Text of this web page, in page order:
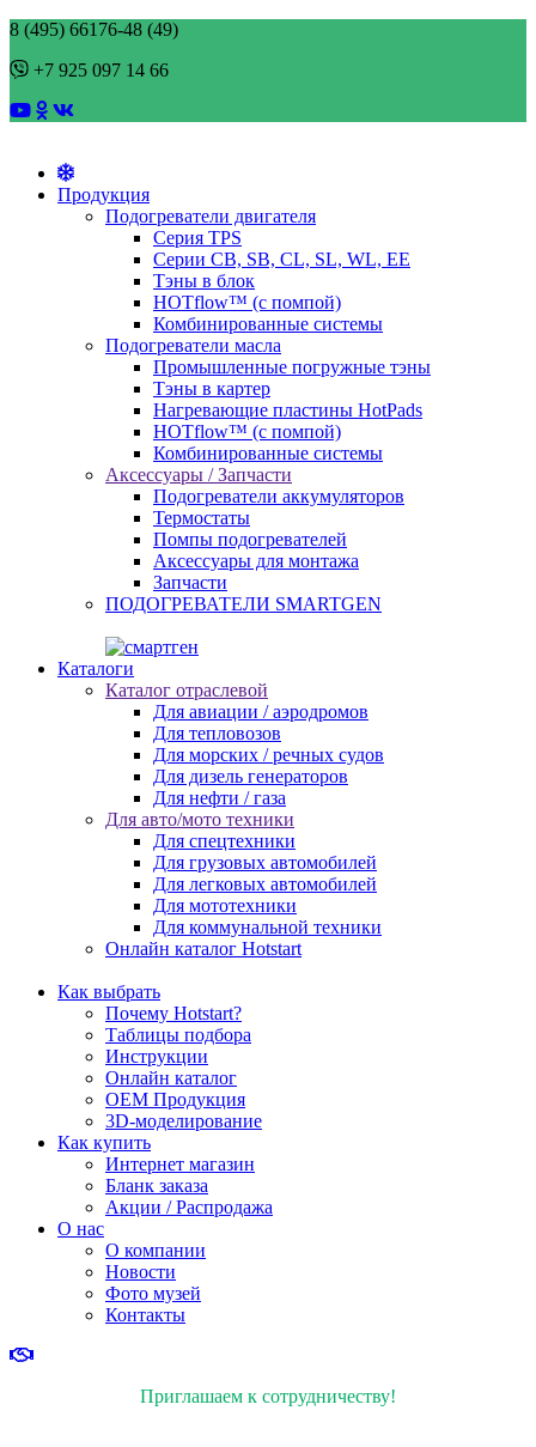
8 (495) 66176-48 (49)
+7 925 097 14 66
Продукция
Подогреватели двигателя
Серия TPS
Cерии CB, SB, CL, SL, WL, EE
Тэны в блок
HOTflow™ (c помпой)
Комбинированные системы
Подогреватели масла
Промышленные погружные тэны
Тэны в картер
Нагревающие пластины HotPads
HOTflow™ (c помпой)
Комбинированные системы
Аксессуары / Запчасти
Подогреватели аккумуляторов
Термостаты
Помпы подогревателей
Аксессуары для монтажа
Запчасти
ПОДОГРЕВАТЕЛИ SMARTGEN
Каталоги
Каталог отраслевой
Для авиации / аэродромов
Для тепловозов
Для морских / речных судов
Для дизель генераторов
Для нефти / газа
Для авто/мото техники
Для спецтехники
Для грузовых автомобилей
Для легковых автомобилей
Для мототехники
Для коммунальной техники
Онлайн каталог Hotstart
Как выбрать
Почему Hotstart?
Таблицы подбора
Инструкции
Онлайн каталог
ОЕМ Продукция
3D-моделирование
Как купить
Интернет магазин
Бланк заказа
Акции / Распродажа
О нас
О компании
Новости
Фото музей
Контакты
Приглашаем к сотрудничеству!